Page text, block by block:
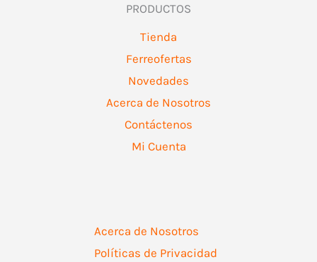
PRODUCTOS
Tienda
Ferreofertas
Novedades
Acerca de Nosotros
Contáctenos
Mi Cuenta
Acerca de Nosotros
Políticas de Privacidad